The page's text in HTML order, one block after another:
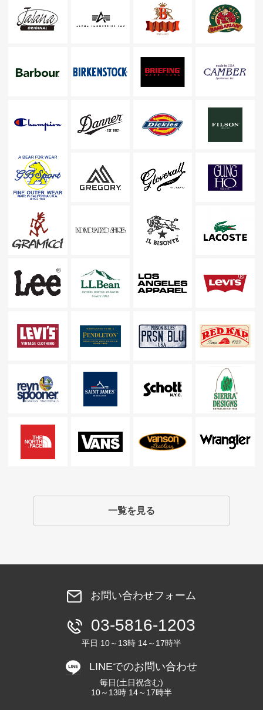
一覧を見る
お問い合わせフォーム
03-5816-1203
平日 10～13時 14～17時半
LINEでのお問い合わせ
毎日(土日祝含む)
10～13時 14～17時半